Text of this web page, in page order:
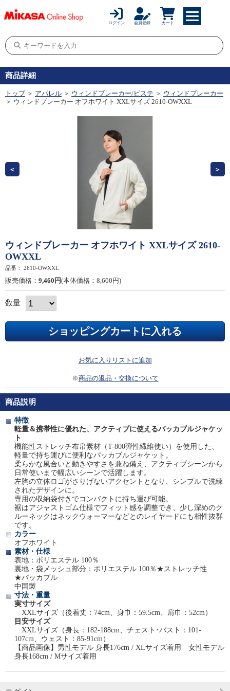
ログイン 会員登録 カート
商品詳細
トップ ＞ アパレル ＞ ウィンドブレーカー/ピステ ＞ ウィンドブレーカー
＞ ウィンドブレーカー オフホワイト XXLサイズ 2610-OWXXL
ウィンドブレーカー オフホワイト XXLサイズ 2610-
OWXXL
品番： 2610-OWXXL
販売価格： 9,460円(本体価格：8,600円)
数量
お気に入りリストに追加
※商品の返品・交換について
商品説明
特徴
軽量＆携帯性に優れた、アクティブに使えるパッカブルジャケッ
ト
機能性ストレッチ布帛素材（T-800弾性繊維使い）を使用した、
軽量で持ち運びに便利なパッカブルジャケット。
柔らかな風合いと動きやすさを兼ね備え、アクティブシーンから
日常使いまで幅広いシーンで活躍します。
左胸の立体ロゴがさりげないアクセントとなり、シンプルで洗練
されたデザインに。
専用の収納袋付きでコンパクトに持ち運び可能。
裾はアジャストゴム仕様でフィット感を調整でき、少し深めのク
ルーネックはネックウォーマーなどとのレイヤードにも相性抜群
です。
カラー
オフホワイト
素材・仕様
表地：ポリエステル 100％
裏地・袋メッシュ部分：ポリエステル 100％★ストレッチ性
★パッカブル
中国製
寸法・重量
実寸サイズ
XXLサイズ（後着丈：74cm、身巾：59.5cm、肩巾：52cm）
目安サイズ
XXLサイズ（身長：182-188cm、チェスト･バスト：101-
107cm、ウェスト：85-91cm）
【商品画像】男性モデル 身長176cm / XLサイズ着用 女性モデル
身長168cm / Mサイズ着用